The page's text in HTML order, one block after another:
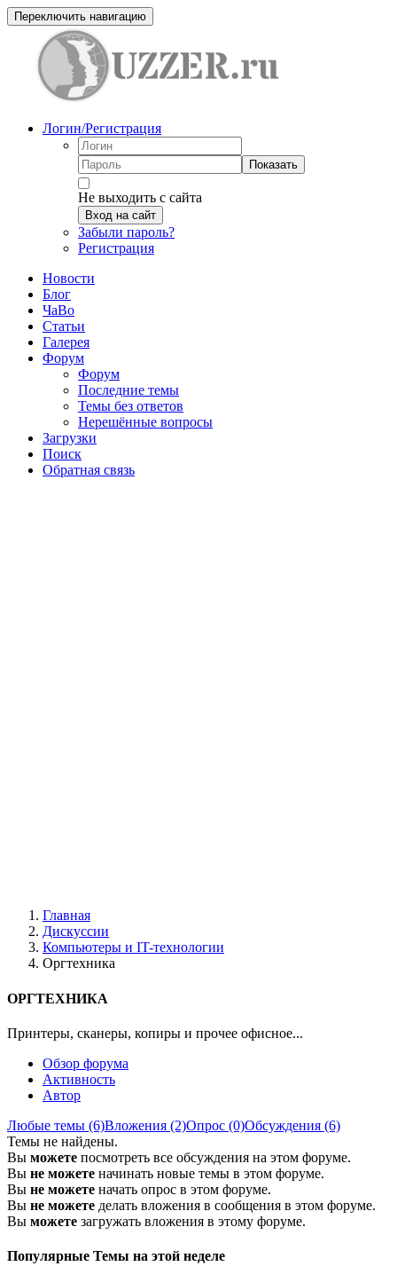
Переключить навигацию
Логин/Регистрация
Показать
Не выходить с сайта
Вход на сайт
Забыли пароль?
Регистрация
Новости
Блог
ЧаВо
Статьи
Галерея
Форум
Форум
Последние темы
Темы без ответов
Нерешённые вопросы
Загрузки
Поиск
Обратная связь
Главная
Дискуссии
Компьютеры и IT-технологии
Оргтехника
ОРГТЕХНИКА
Принтеры, сканеры, копиры и прочее офисное...
Обзор форума
Активность
Автор
Любые темы (6)Вложения (2)Опрос (0)Обсуждения (6)
Темы не найдены.
Вы можете посмотреть все обсуждения на этом форуме.
Вы не можете начинать новые темы в этом форуме.
Вы не можете начать опрос в этом форуме.
Вы не можете делать вложения в сообщения в этом форуме.
Вы можете загружать вложения в этому форуме.
Популярные Темы на этой неделе